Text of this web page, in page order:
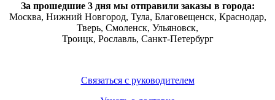
За прошедшие 3 дня мы отправили заказы в города:
Москва, Нижний Новгород, Тула, Благовещенск, Краснодар,
Тверь, Смоленск, Ульяновск,
Троицк, Рославль, Санкт-Петербург
Связаться с руководителем